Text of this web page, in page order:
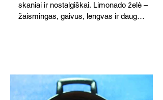
skaniai ir nostalgiškai. Limonado želė –
žaismingas, gaivus, lengvas ir daug